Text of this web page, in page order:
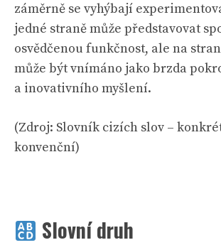
záměrně se vyhýbají
jedné straně může představovat
osvědčenou funkčnost, ale na
může být vnímáno jako brzda
a inovativního myšlení.
(Zdroj: Slovník cizích slov –
konvenční)
Slovní druh